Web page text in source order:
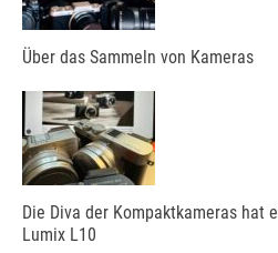
Über das Sammeln von Kameras
Die Diva der Kompaktkameras hat
Lumix L10